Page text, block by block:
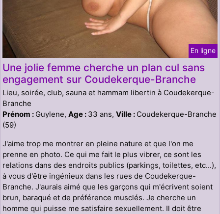
En ligne
Une jolie femme cherche un plan cul sans
engagement sur Coudekerque-Branche
Lieu, soirée, club, sauna et hammam libertin à Coudekerque-
Branche
Prénom : Guylene, Age : 33 ans, Ville : Coudekerque-Branche
(59)
J'aime trop me montrer en pleine nature et que l'on me
prenne en photo. Ce qui me fait le plus vibrer, ce sont les
relations dans des endroits publics (parkings, toilettes, etc...),
à vous d'être ingénieux dans les rues de Coudekerque-
Branche. J'aurais aimé que les garçons qui m'écrivent soient
brun, baraqué et de préférence musclés. Je cherche un
homme qui puisse me satisfaire sexuellement. Il doit être